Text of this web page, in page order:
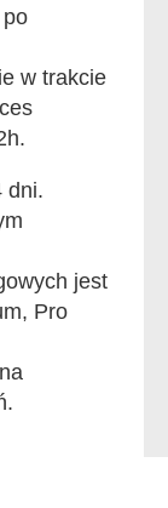
po
w trakcie
dni.
jest
Pro